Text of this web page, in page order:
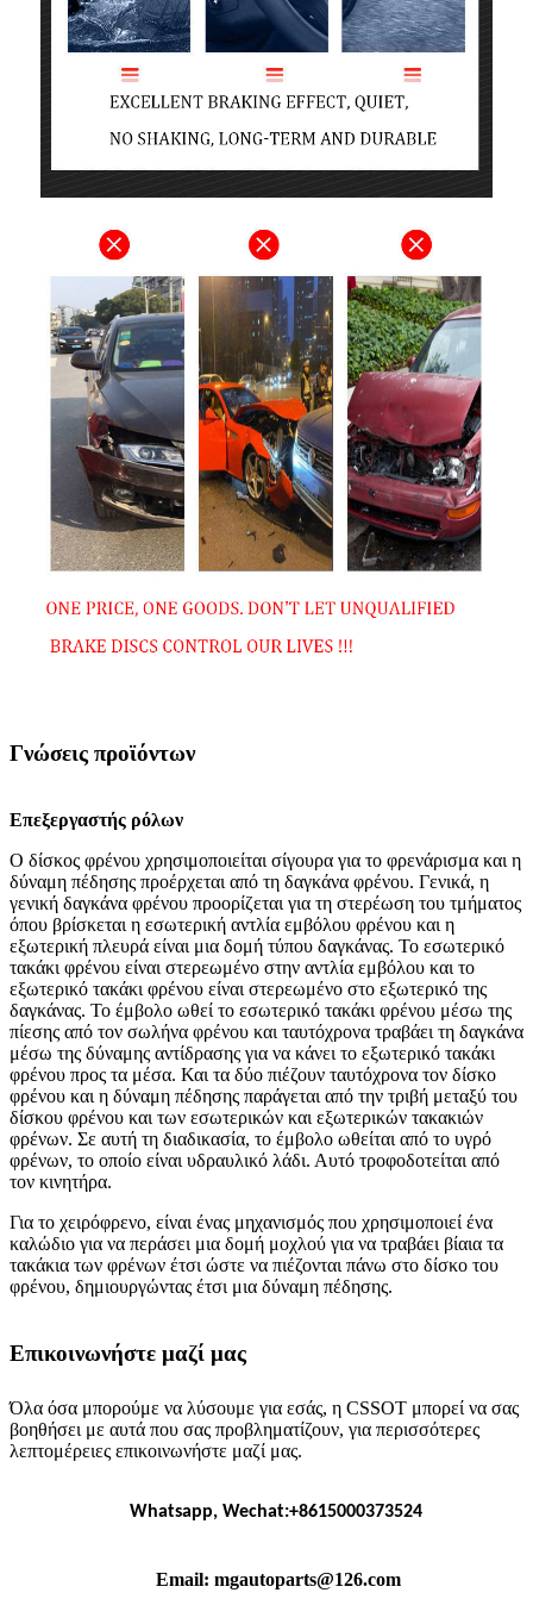
Γνώσεις προϊόντων
Επεξεργαστής ρόλων
Ο δίσκος φρένου χρησιμοποιείται σίγουρα για το φρενάρισμα και η
δύναμη πέδησης προέρχεται από τη δαγκάνα φρένου. Γενικά, η
γενική δαγκάνα φρένου προορίζεται για τη στερέωση του τμήματος
όπου βρίσκεται η εσωτερική αντλία εμβόλου φρένου και η
εξωτερική πλευρά είναι μια δομή τύπου δαγκάνας. Το εσωτερικό
τακάκι φρένου είναι στερεωμένο στην αντλία εμβόλου και το
εξωτερικό τακάκι φρένου είναι στερεωμένο στο εξωτερικό της
δαγκάνας. Το έμβολο ωθεί το εσωτερικό τακάκι φρένου μέσω της
πίεσης από τον σωλήνα φρένου και ταυτόχρονα τραβάει τη δαγκάνα
μέσω της δύναμης αντίδρασης για να κάνει το εξωτερικό τακάκι
φρένου προς τα μέσα. Και τα δύο πιέζουν ταυτόχρονα τον δίσκο
φρένου και η δύναμη πέδησης παράγεται από την τριβή μεταξύ του
δίσκου φρένου και των εσωτερικών και εξωτερικών τακακιών
φρένων. Σε αυτή τη διαδικασία, το έμβολο ωθείται από το υγρό
φρένων, το οποίο είναι υδραυλικό λάδι. Αυτό τροφοδοτείται από
τον κινητήρα.
Για το χειρόφρενο, είναι ένας μηχανισμός που χρησιμοποιεί ένα
καλώδιο για να περάσει μια δομή μοχλού για να τραβάει βίαια τα
τακάκια των φρένων έτσι ώστε να πιέζονται πάνω στο δίσκο του
φρένου, δημιουργώντας έτσι μια δύναμη πέδησης.
Επικοινωνήστε μαζί μας
Όλα όσα μπορούμε να λύσουμε για εσάς, η CSSOT μπορεί να σας
βοηθήσει με αυτά που σας προβληματίζουν, για περισσότερες
λεπτομέρειες επικοινωνήστε μαζί μας.
Whatsapp, Wechat:+8615000373524
Email: mgautoparts@126.com